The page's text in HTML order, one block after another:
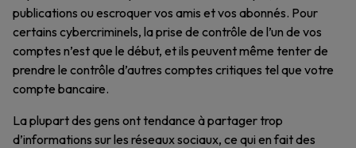
publications ou escroquer vos amis et vos abonnés. Pour
certains cybercriminels, la prise de contrôle de l’un de vos
comptes n’est que le début, et ils peuvent même tenter de
prendre le contrôle d’autres comptes critiques tel que votre
compte bancaire.
La plupart des gens ont tendance à partager trop
d’informations sur les réseaux sociaux, ce qui en fait des